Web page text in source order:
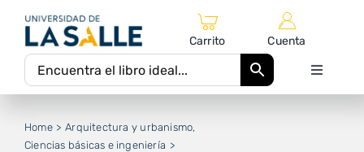
contenido
Carrito Cuenta
Toggle
Home
Arquitectura y urbanismo
Ciencias básicas e ingeniería